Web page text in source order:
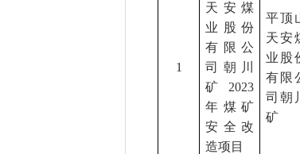
1
天安煤
业股份
有限公
司朝川
矿 2023
年煤矿
安全改
造项目
平顶
天安
业股
有限
司朝川
矿